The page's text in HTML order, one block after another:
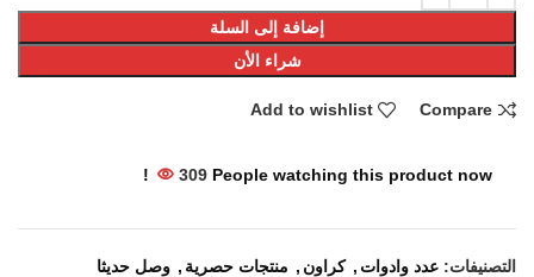
إضافة إلى السلة
شراء الأن
Compare
Add to wishlist
309 People watching this product now!
التصنيفات: عدد وادوات , كراون , منتجات حصرية , وصل حديثا